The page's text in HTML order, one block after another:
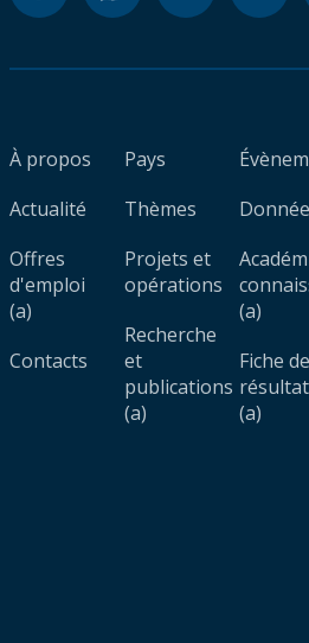
À propos
Actualité
Offres
d'emploi
(a)
Contacts
Pays
Thèmes
Projets et
opérations
Recherche
et
publications
(a)
(a)
Fiche de
(a)